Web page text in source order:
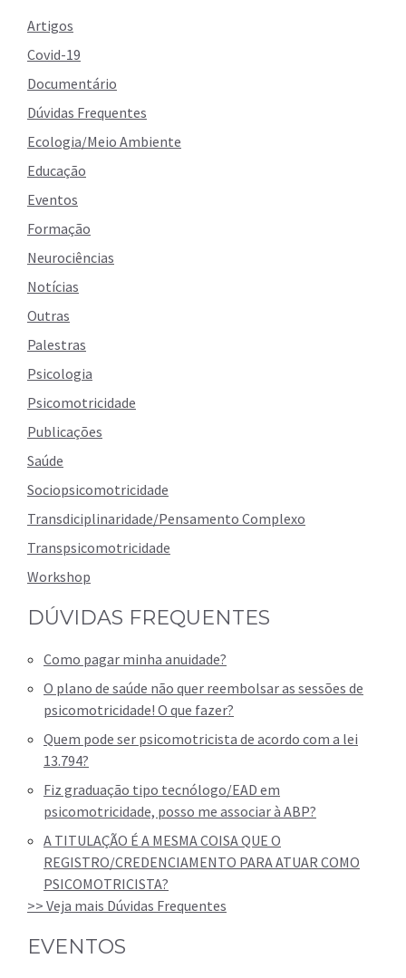
Artigos
Covid-19
Documentário
Dúvidas Frequentes
Ecologia/Meio Ambiente
Educação
Eventos
Formação
Neurociências
Notícias
Outras
Palestras
Psicologia
Psicomotricidade
Publicações
Saúde
Sociopsicomotricidade
Transdiciplinaridade/Pensamento Complexo
Transpsicomotricidade
Workshop
DÚVIDAS FREQUENTES
Como pagar minha anuidade?
O plano de saúde não quer reembolsar as sessões de
psicomotricidade! O que fazer?
Quem pode ser psicomotricista de acordo com a lei
13.794?
Fiz graduação tipo tecnólogo/EAD em
psicomotricidade, posso me associar à ABP?
A TITULAÇÃO É A MESMA COISA QUE O
REGISTRO/CREDENCIAMENTO PARA ATUAR COMO
PSICOMOTRICISTA?
>> Veja mais Dúvidas Frequentes
EVENTOS